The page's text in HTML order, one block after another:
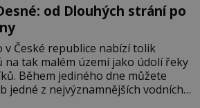
od Dlouhých strání po
v České republice nabízí tolik
na tak malém území jako údolí řeky
Během jediného dne můžete
jedné z nejvýznamnějších vodních